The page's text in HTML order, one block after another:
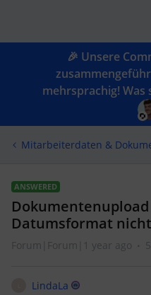
🎉 Unsere
mehrsprachig! Was
Mitarbeiterdaten &
ANSWERED
Datumsformat
Forum|Forum|1 year ago
LindaLa